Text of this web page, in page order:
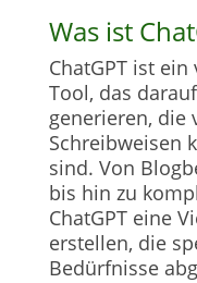
Was ist
ChatGPT ist
Tool, das
generieren, die
Schreibweisen
sind. Von
bis hin zu
ChatGPT eine
erstellen, die
Bedürfnisse